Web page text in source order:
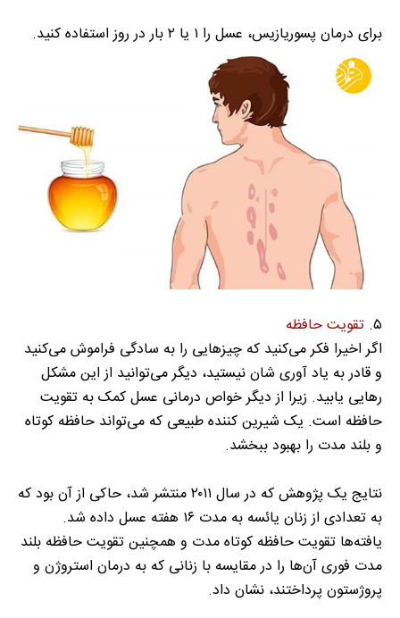
برای درمان پسوریازیس، عسل را ۱ یا ۲ بار در روز استفاده کنید.
۵. تقویت حافظه
اگر اخیرا فکر می‌کنید که چیز‌هایی را به سادگی فراموش می‌کنید
و قادر به یاد آوری شان نیستید، دیگر می‌توانید از این مشکل
رهایی یابید. زیرا از دیگر خواص درمانی عسل کمک به تقویت
حافظه است. یک شیرین کننده طبیعی که می‌تواند حافظه کوتاه
و بلند مدت را بهبود ببخشد.
نتایج یک پژوهش که در سال ۲۰۱۱ منتشر شد، حاکی از آن بود که
به تعدادی از زنان یائسه به مدت ۱۶ هفته عسل داده شد.
یافته‌ها تقویت حافظه کوتاه مدت و همچنین تقویت حافظه بلند
مدت فوری آن‌ها را در مقایسه با زنانی که به درمان استروژن و
پروژستون پرداختند، نشان داد.